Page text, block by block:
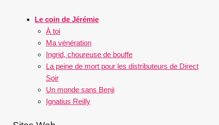
Le coin de Jérémie
À toi
Ma vénération
Ingrid, choureuse de bouffe
La peine de mort pour les distributeurs de Direct
Soir
Un monde sans Benji
Ignatius Reilly